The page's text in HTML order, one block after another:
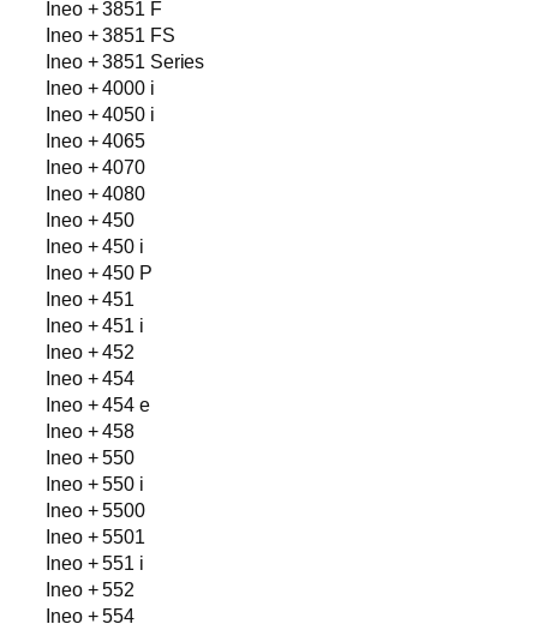
Ineo + 3851 F
Ineo + 3851 FS
Ineo + 3851 Series
Ineo + 4000 i
Ineo + 4050 i
Ineo + 4065
Ineo + 4070
Ineo + 4080
Ineo + 450
Ineo + 450 i
Ineo + 450 P
Ineo + 451
Ineo + 451 i
Ineo + 452
Ineo + 454
Ineo + 454 e
Ineo + 458
Ineo + 550
Ineo + 550 i
Ineo + 5500
Ineo + 5501
Ineo + 551 i
Ineo + 552
Ineo + 554